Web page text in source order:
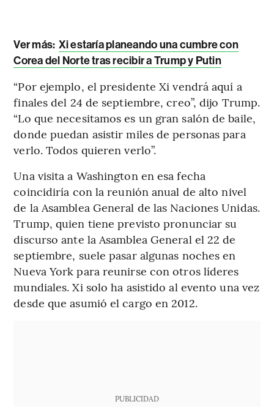
Ver más: Xi estaría planeando una cumbre con
Corea del Norte tras recibir a Trump y Putin
“Por ejemplo, el presidente Xi vendrá aquí a
finales del 24 de septiembre, creo”, dijo Trump.
“Lo que necesitamos es un gran salón de baile,
donde puedan asistir miles de personas para
verlo. Todos quieren verlo”.
Una visita a Washington en esa fecha
coincidiría con la reunión anual de alto nivel
de la Asamblea General de las Naciones Unidas.
Trump, quien tiene previsto pronunciar su
discurso ante la Asamblea General el 22 de
septiembre, suele pasar algunas noches en
Nueva York para reunirse con otros líderes
mundiales. Xi solo ha asistido al evento una vez
desde que asumió el cargo en 2012.
PUBLICIDAD